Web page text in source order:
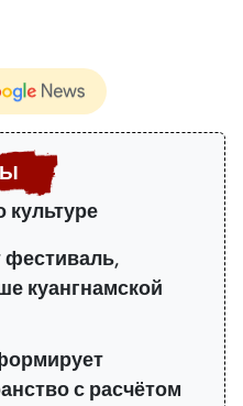
культуре
фестиваль,
куангнамской
с расчётом